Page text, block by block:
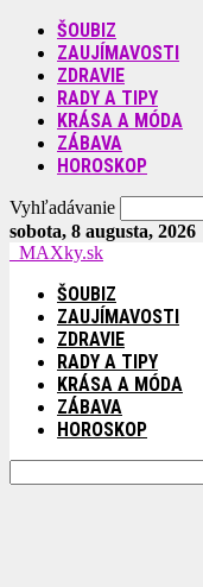
ŠOUBIZ
ZAUJÍMAVOSTI
ZDRAVIE
RADY A TIPY
KRÁSA A MÓDA
ZÁBAVA
HOROSKOP
Vyhľadávanie
sobota, 8 augusta, 2026
MAXky.sk
ŠOUBIZ
ZAUJÍMAVOSTI
ZDRAVIE
RADY A TIPY
KRÁSA A MÓDA
ZÁBAVA
HOROSKOP